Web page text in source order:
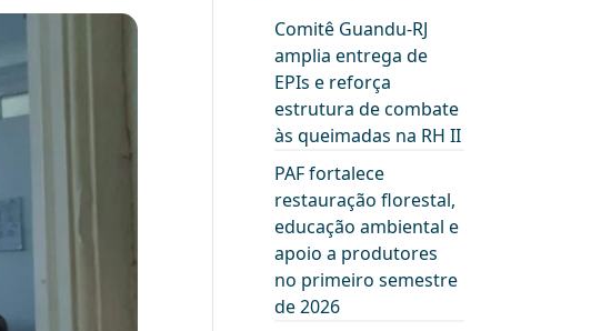
Comitê Guandu-RJ
amplia entrega de
EPIs e reforça
estrutura de combate
às queimadas na RH II
PAF fortalece
restauração florestal,
educação ambiental e
apoio a produtores
no primeiro semestre
de 2026